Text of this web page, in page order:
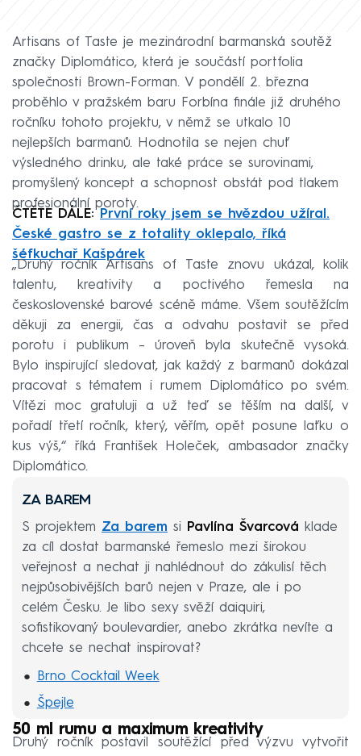
Artisans of Taste je mezinárodní barmanská soutěž
značky Diplomático, která je součástí portfolia
společnosti Brown-Forman. V pondělí 2. března
proběhlo v pražském baru Forbína finále již druhého
ročníku tohoto projektu, v němž se utkalo 10
nejlepších barmanů. Hodnotila se nejen chuť
výsledného drinku, ale také práce se surovinami,
promyšlený koncept a schopnost obstát pod tlakem
profesionální poroty.
ČTĚTE DÁLE: První roky jsem se hvězdou užíral.
České gastro se z totality oklepalo, říká
šéfkuchař Kašpárek
„Druhý ročník Artisans of Taste znovu ukázal, kolik
talentu, kreativity a poctivého řemesla na
československé barové scéně máme. Všem soutěžícím
děkuji za energii, čas a odvahu postavit se před
porotu i publikum – úroveň byla skutečně vysoká.
Bylo inspirující sledovat, jak každý z barmanů dokázal
pracovat s tématem i rumem Diplomático po svém.
Vítězi moc gratuluji a už teď se těším na další, v
pořadí třetí ročník, který, věřím, opět posune laťku o
kus výš,“ říká František Holeček, ambasador značky
Diplomático.
ZA BAREM
S projektem Za barem si Pavlína Švarcová klade
za cíl dostat barmanské řemeslo mezi širokou
veřejnost a nechat ji nahlédnout do zákulisí těch
nejpůsobivějších barů nejen v Praze, ale i po
celém Česku. Je libo sexy svěží daiquiri,
sofistikovaný boulevardier, anebo zkrátka nevíte a
chcete se nechat inspirovat?
Brno Cocktail Week
Špejle
Bugsy´s Bar
50 ml rumu a maximum kreativity
Druhý ročník postavil soutěžící před výzvu vytvořit